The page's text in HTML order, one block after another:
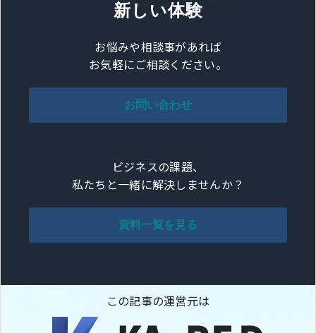
新しい体験
お悩みや相談事があれば
お気軽にご相談ください。
お問い合わせ
ビジネスの課題、
私たちと一緒に解決しませんか？
資料一覧を見る
この記事の運営元は